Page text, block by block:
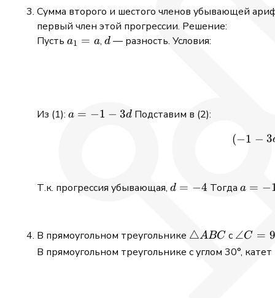
Сумма второго и шестого членов убывающей
первый член этой прогрессии. Решение:
Пусть a_1
a1 = a, d
d— разность. Условия:
Из (1): a
a = −1 − 3d Подставим в (2):
(−1 − 3
Т.к. прогрессия убывающая, d
d = −4 Тогда a =
(-4)
=11
a = −
В прямоугольном треугольнике \triangle
ABC
△ABC с \angle
C =
∠C = 9
В прямоугольном треугольнике с углом 30°,